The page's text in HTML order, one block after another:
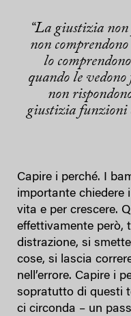
“La giustizia
non
lo
quando le
non
giustizia funzioni
Capire i perché. I
importante chiedere
vita e per crescere.
effettivamente però,
distrazione, si
cose, si lascia
nell’errore. Capire i
sopratutto di questi
ci circonda – un